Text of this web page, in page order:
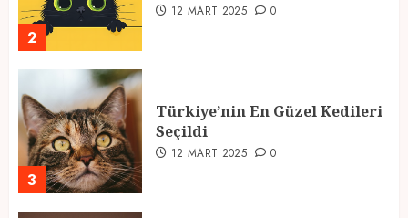
2
12 MART 2025 0
3
Türkiye’nin En Güzel Kedileri
Seçildi
12 MART 2025 0